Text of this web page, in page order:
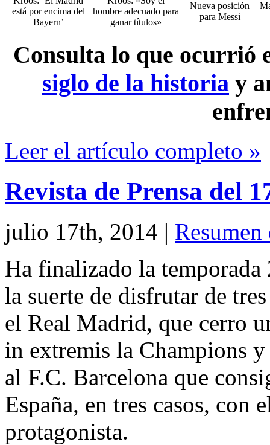
está por encima del
Bayern’
hombre adecuado para
ganar títulos»
Nueva posición
para Messi
Consulta lo que ocurrió
siglo de la historia y
Leer el artículo completo »
Revista de Prensa del
julio 17th, 2014 | Resumen
Ha finalizado la
la suerte de disfrutar de
el Real Madrid, que cerro
in extremis la Champions
al F.C. Barcelona que
España, en tres casos,
protagonista.